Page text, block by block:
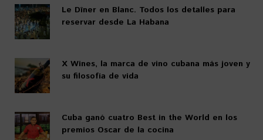
Le Dîner en Blanc. Todos los detalles para
reservar desde La Habana
X Wines, la marca de vino cubana más joven y
su filosofía de vida
Cuba ganó cuatro Best in the World en los
premios Oscar de la cocina